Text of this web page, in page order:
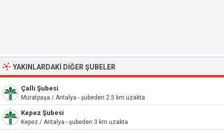
YAKINLARDAKI DIĞER ŞUBELER
Çallı Şubesi
Muratpaşa / Antalya - şubeden 2.5 km uzakta
Kepez Şubesi
Kepez / Antalya - şubeden 3 km uzakta